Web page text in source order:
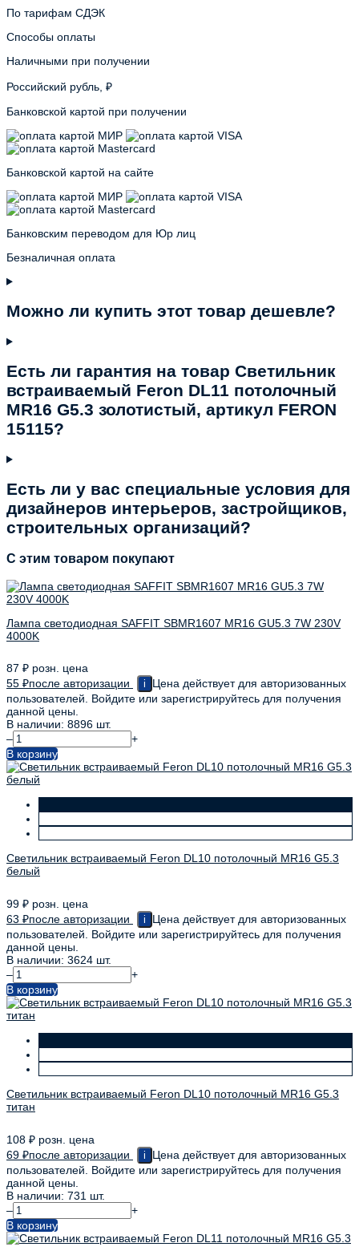
По тарифам СДЭК
Способы оплаты
Наличными при получении
Российский рубль, ₽
Банковской картой при получении
Банковской картой на сайте
Банковским переводом для Юр лиц
Безналичная оплата
Можно ли купить этот товар дешевле?
Есть ли гарантия на товар Светильник
встраиваемый Feron DL11 потолочный
MR16 G5.3 золотистый, артикул FERON
15115?
Есть ли у вас специальные условия для
дизайнеров интерьеров, застройщиков,
строительных организаций?
C этим товаром покупают
Лампа светодиодная SAFFIT SBMR1607 MR16 GU5.3 7W 230V
4000K
87 ₽ розн. цена
55 ₽после авторизации i
Цена действует для авторизованных
пользователей. Войдите или зарегистрируйтесь для получения
данной цены.
В наличии: 8896 шт.
–
+
В корзину
Светильник встраиваемый Feron DL10 потолочный MR16 G5.3
белый
99 ₽ розн. цена
63 ₽после авторизации i
Цена действует для авторизованных
пользователей. Войдите или зарегистрируйтесь для получения
данной цены.
В наличии: 3624 шт.
–
+
В корзину
Светильник встраиваемый Feron DL10 потолочный MR16 G5.3
титан
108 ₽ розн. цена
69 ₽после авторизации i
Цена действует для авторизованных
пользователей. Войдите или зарегистрируйтесь для получения
данной цены.
В наличии: 731 шт.
–
+
В корзину